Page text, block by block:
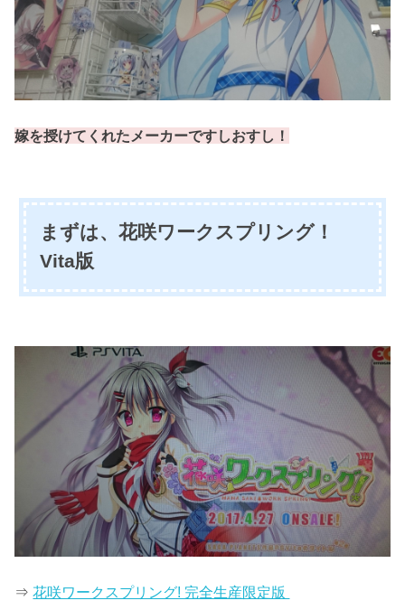
嫁を授けてくれたメーカーですしおすし！
まずは、花咲ワークスプリング！
Vita版
⇒花咲ワークスプリング! 完全生産限定版